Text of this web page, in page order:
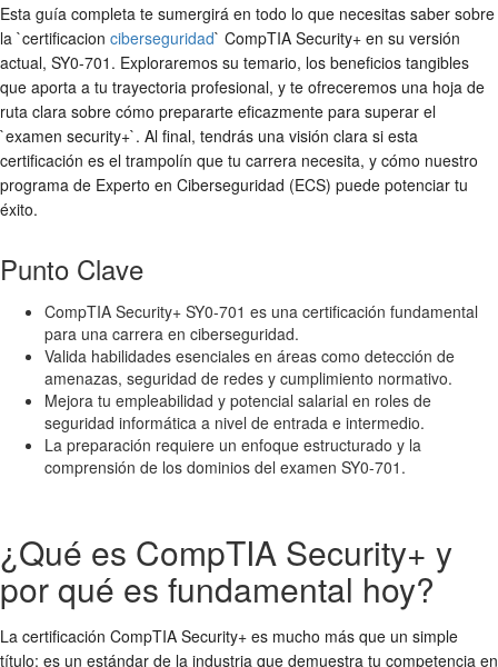
Esta guía completa te sumergirá en todo lo que necesitas saber sobre
la `certificacion ciberseguridad` CompTIA Security+ en su versión
actual, SY0-701. Exploraremos su temario, los beneficios tangibles
que aporta a tu trayectoria profesional, y te ofreceremos una hoja de
ruta clara sobre cómo prepararte eficazmente para superar el
`examen security+`. Al final, tendrás una visión clara si esta
certificación es el trampolín que tu carrera necesita, y cómo nuestro
programa de Experto en Ciberseguridad (ECS) puede potenciar tu
éxito.
Punto Clave
CompTIA Security+ SY0-701 es una certificación fundamental
para una carrera en ciberseguridad.
Valida habilidades esenciales en áreas como detección de
amenazas, seguridad de redes y cumplimiento normativo.
Mejora tu empleabilidad y potencial salarial en roles de
seguridad informática a nivel de entrada e intermedio.
La preparación requiere un enfoque estructurado y la
comprensión de los dominios del examen SY0-701.
¿Qué es CompTIA Security+ y
por qué es fundamental hoy?
La certificación CompTIA Security+ es mucho más que un simple
título; es un estándar de la industria que demuestra tu competencia en